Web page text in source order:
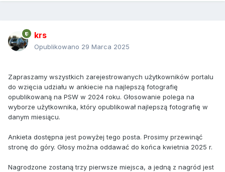
krs
Opublikowano 29 Marca 2025
Zapraszamy wszystkich zarejestrowanych użytkowników portalu
do wzięcia udziału w ankiecie na najlepszą fotografię
opublikowaną na PSW w 2024 roku. Głosowanie polega na
wyborze użytkownika, który opublikował najlepszą fotografię w
danym miesiącu.
Ankieta dostępna jest powyżej tego posta. Prosimy przewinąć
stronę do góry. Głosy można oddawać do końca kwietnia 2025 r.
Nagrodzone zostaną trzy pierwsze miejsca, a jedną z nagród jest